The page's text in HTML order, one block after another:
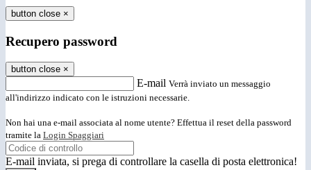
button close ×
Recupero password
button close ×
E-mail Verrà inviato un messaggio
all'indirizzo indicato con le istruzioni necessarie.
Non hai una e-mail associata al nome utente? Effettua il reset della password
tramite la Login Spaggiari
E-mail inviata, si prega di controllare la casella di posta elettronica!